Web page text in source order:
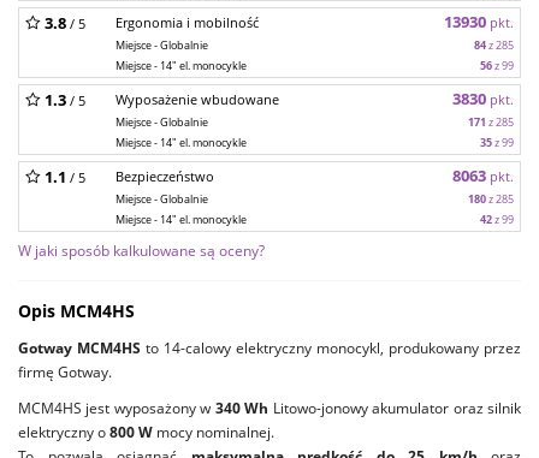
3.8 / 5 Ergonomia i mobilność 13930 pkt.
84z 285
Miejsce - Globalnie
56z 99
Miejsce - 14" el. monocykle
1.3 / 5 Wyposażenie wbudowane 3830 pkt.
171 z 285
Miejsce - Globalnie
35z 99
Miejsce - 14" el. monocykle
1.1 / 5 Bezpieczeństwo 8063 pkt.
180z 285
Miejsce - Globalnie
42z 99
Miejsce - 14" el. monocykle
W jaki sposób kalkulowane są oceny?
Opis MCM4HS
Gotway MCM4HS to 14-calowy elektryczny monocykl, produkowany przez
firmę Gotway.
MCM4HS jest wyposażony w 340 Wh Litowo-jonowy akumulator oraz silnik
elektryczny o800 W mocy nominalnej.